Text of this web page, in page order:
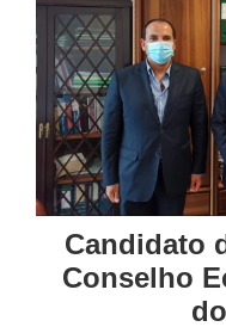
Candidato
Conselho